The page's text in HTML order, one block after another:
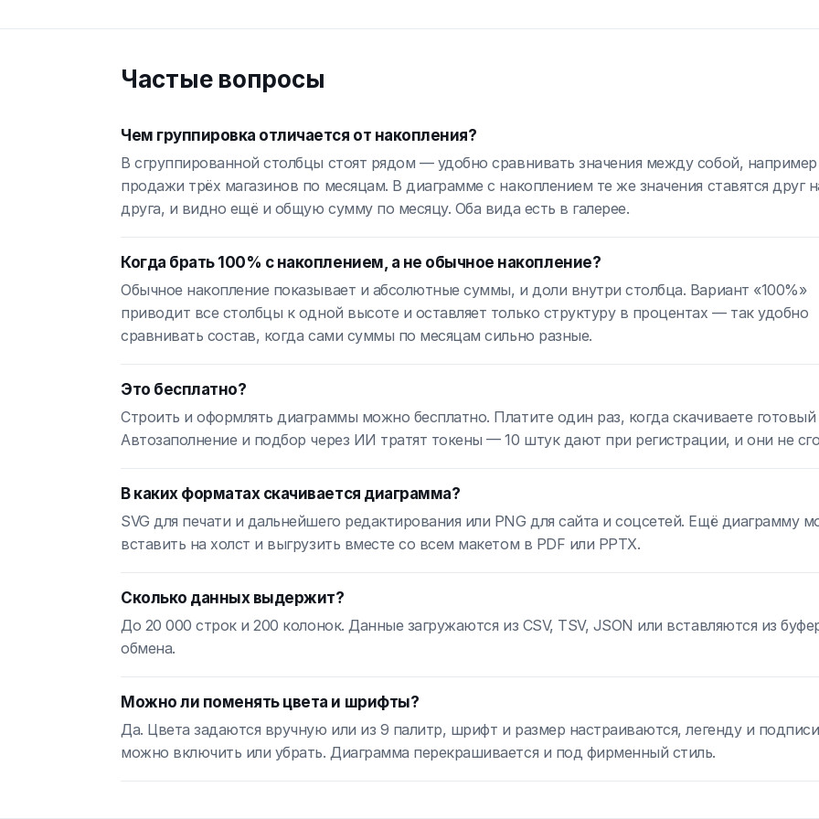
Частые вопросы
Чем группировка отличается от накопления?
В сгруппированной столбцы стоят рядом — удобно сравнивать значения между собой, например
продажи трёх магазинов по месяцам. В диаграмме с накоплением те же значения ставятся друг
друга, и видно ещё и общую сумму по месяцу. Оба вида есть в галерее.
Когда брать 100% с накоплением, а не обычное накопление?
Обычное накопление показывает и абсолютные суммы, и доли внутри столбца. Вариант «100%»
приводит все столбцы к одной высоте и оставляет только структуру в процентах — так удобно
сравнивать состав, когда сами суммы по месяцам сильно разные.
Это бесплатно?
Строить и оформлять диаграммы можно бесплатно. Платите один раз, когда скачиваете готовый
Автозаполнение и подбор через ИИ тратят токены — 10 штук дают при регистрации, и они не
В каких форматах скачивается диаграмма?
SVG для печати и дальнейшего редактирования или PNG для сайта и соцсетей. Ещё диаграмму
вставить на холст и выгрузить вместе со всем макетом в PDF или PPTX.
Сколько данных выдержит?
До 20 000 строк и 200 колонок. Данные загружаются из CSV, TSV, JSON или вставляются из
обмена.
Можно ли поменять цвета и шрифты?
Да. Цвета задаются вручную или из 9 палитр, шрифт и размер настраиваются, легенду и
можно включить или убрать. Диаграмма перекрашивается и под фирменный стиль.